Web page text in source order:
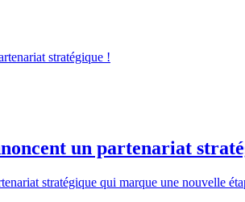
un partenariat
stratégique qui marque une nouvelle